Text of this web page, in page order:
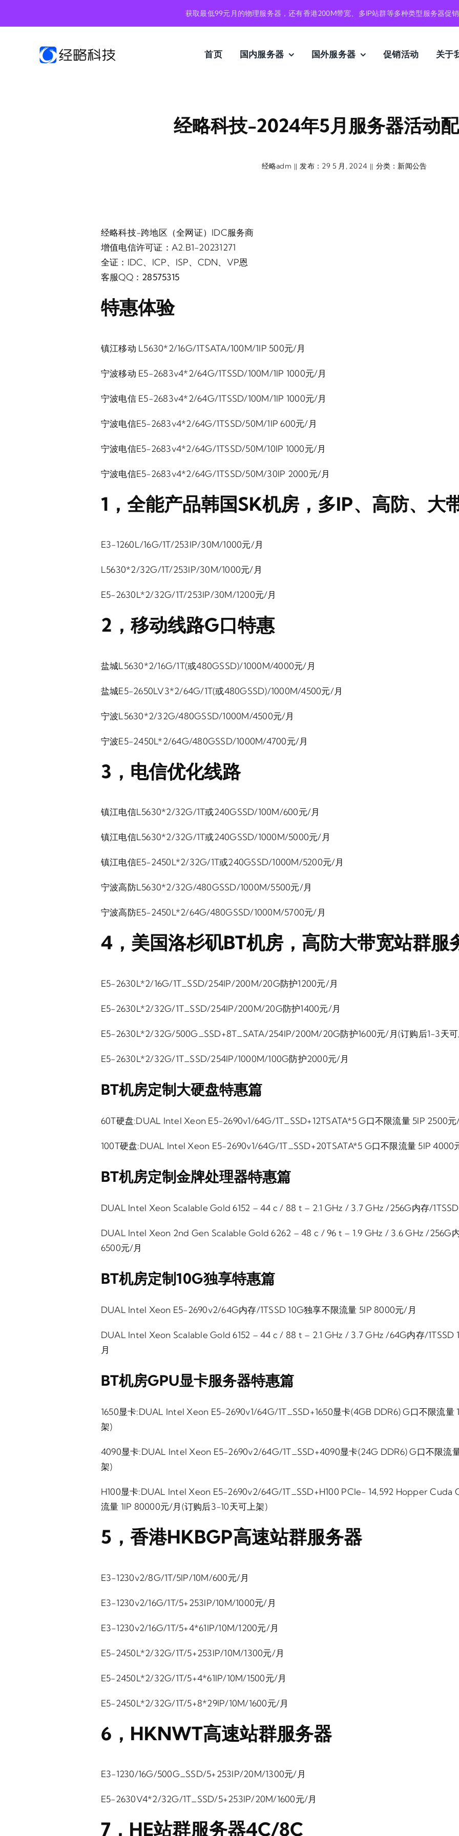
获取最低99元月的物理服务器，还有香港200M带宽、多IP站群等多种类型服务器促
首页 国内服务器 国外服务器 促销活动 关于
经略科技-2024年5月服务器活动
经略adm || 发布：29 5 月, 2024 || 分类： 新闻公告
经略科技-跨地区（全网证）IDC服务商
增值电信许可证：A2.B1-20231271
全证：IDC、ICP、ISP、CDN、VP恩
客服QQ： 28575315
特惠体验
镇江移动 L5630*2/16G/1TSATA/100M/1IP 500元/月
宁波移动 E5-2683v4*2/64G/1TSSD/100M/1IP 1000元/月
宁波电信 E5-2683v4*2/64G/1TSSD/100M/1IP 1000元/月
宁波电信E5-2683v4*2/64G/1TSSD/50M/1IP 600元/月
宁波电信E5-2683v4*2/64G/1TSSD/50M/10IP 1000元/月
宁波电信E5-2683v4*2/64G/1TSSD/50M/30IP 2000元/月
1，全能产品韩国SK机房，多IP、高防、大
E3-1260L/16G/1T/253IP/30M/1000元/月
L5630*2/32G/1T/253IP/30M/1000元/月
E5-2630L*2/32G/1T/253IP/30M/1200元/月
2，移动线路G口特惠
盐城L5630*2/16G/1T(或480GSSD)/1000M/4000元/月
盐城E5-2650LV3*2/64G/1T(或480GSSD)/1000M/4500元/月
宁波L5630*2/32G/480GSSD/1000M/4500元/月
宁波E5-2450L*2/64G/480GSSD/1000M/4700元/月
3，电信优化线路
镇江电信L5630*2/32G/1T或240GSSD/100M/600元/月
镇江电信L5630*2/32G/1T或240GSSD/1000M/5000元/月
镇江电信E5-2450L*2/32G/1T或240GSSD/1000M/5200元/月
宁波高防L5630*2/32G/480GSSD/1000M/5500元/月
宁波高防E5-2450L*2/64G/480GSSD/1000M/5700元/月
4，美国洛杉矶BT机房，高防大带宽站群服
E5-2630L*2/16G/1T_SSD/254IP/200M/20G防护1200元/月
E5-2630L*2/32G/1T_SSD/254IP/200M/20G防护1400元/月
E5-2630L*2/32G/500G_SSD+8T_SATA/254IP/200M/20G防护1600元/月(订购后1-3天
E5-2630L*2/32G/1T_SSD/254IP/1000M/100G防护2000元/月
BT机房定制大硬盘特惠篇
60T硬盘:DUAL Intel Xeon E5-2690v1/64G/1T_SSD+12TSATA*5 G口不限流量 5IP 2500
100T硬盘:DUAL Intel Xeon E5-2690v1/64G/1T_SSD+20TSATA*5 G口不限流量 5IP 4000
BT机房定制金牌处理器特惠篇
DUAL Intel Xeon Scalable Gold 6152 – 44 c / 88 t – 2.1 GHz / 3.7 GHz /256G内存/
DUAL Intel Xeon 2nd Gen Scalable Gold 6262 – 48 c / 96 t – 1.9 GHz / 3.6 GHz /256G
6500元/月
BT机房定制10G独享特惠篇
DUAL Intel Xeon E5-2690v2/64G内存/1TSSD 10G独享不限流量 5IP 8000元/月
DUAL Intel Xeon Scalable Gold 6152 – 44 c / 88 t – 2.1 GHz / 3.7 GHz /64G内存/1TSSD
月
BT机房GPU显卡服务器特惠篇
1650显卡:DUAL Intel Xeon E5-2690v1/64G/1T_SSD+1650显卡(4GB DDR6) G口不限流量
架)
4090显卡:DUAL Intel Xeon E5-2690v2/64G/1T_SSD+4090显卡(24G DDR6) G口不限流
架)
H100显卡:DUAL Intel Xeon E5-2690v2/64G/1T_SSD+H100 PCIe- 14,592 Hopper Cuda
流量 1IP 80000元/月(订购后3-10天可上架)
5，香港HKBGP高速站群服务器
E3-1230v2/8G/1T/5IP/10M/600元/月
E3-1230v2/16G/1T/5+253IP/10M/1000元/月
E3-1230v2/16G/1T/5+4*61IP/10M/1200元/月
E5-2450L*2/32G/1T/5+253IP/10M/1300元/月
E5-2450L*2/32G/1T/5+4*61IP/10M/1500元/月
E5-2450L*2/32G/1T/5+8*29IP/10M/1600元/月
6，HKNWT高速站群服务器
E3-1230/16G/500G_SSD/5+253IP/20M/1300元/月
E5-2630V4*2/32G/1T_SSD/5+253IP/20M/1600元/月
7，HE站群服务器4C/8C